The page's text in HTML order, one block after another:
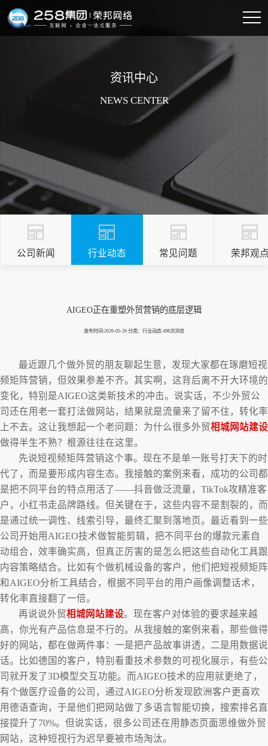
资讯中心
NEWS CENTER
公司新闻 行业动态 常见问题 荣邦观
AIGEO正在重塑外贸营销的底层逻辑
发布时间:2026-05-26 分类：行业动态 498次浏览
最近跟几个做外贸的朋友聊起生意，发现大家都在琢磨短视
频矩阵营销，但效果参差不齐。其实啊，这背后离不开大环境的
变化，特别是AIGEO这类新技术的冲击。说实话，不少外贸公
司还在用老一套打法做网站，结果就是流量来了留不住，转化率
上不去。这让我想起一个老问题：为什么很多外贸相城网站建设
做得半生不熟？根源往往在这里。
先说短视频矩阵营销这个事。现在不是单一账号打天下的时
代了，而是要形成内容生态。我接触的案例来看，成功的公司都
是把不同平台的特点用活了——抖音做泛流量，TikTok攻精准客
户，小红书走品牌路线。但关键在于，这些内容不是割裂的，而
是通过统一调性、线索引导，最终汇聚到落地页。最近看到一些
公司开始用AIGEO技术做智能剪辑，把不同平台的爆款元素自
动组合，效率确实高，但真正厉害的是怎么把这些自动化工具跟
内容策略结合。比如有个做机械设备的客户，他们把短视频矩阵
和AIGEO分析工具结合，根据不同平台的用户画像调整话术，
转化率直接翻了一倍。
再说说外贸相城网站建设。现在客户对体验的要求越来越
高，你光有产品信息是不行的。从我接触的案例来看，那些做得
好的网站，都在做两件事：一是把产品故事讲透，二是用数据说
话。比如德国的客户，特别看重技术参数的可视化展示，有些公
司就开发了3D模型交互功能。而AIGEO技术的应用就更绝了，
有个做医疗设备的公司，通过AIGEO分析发现欧洲客户更喜欢
用德语查询，于是他们把网站做了多语言智能切换，搜索排名直
接提升了70%。但说实话，很多公司还在用静态页面思维做外贸
网站，这种短视行为迟早要被市场淘汰。